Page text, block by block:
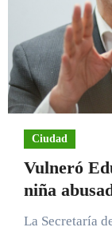
Ciudad
Vulneró
niña
La Secretaría de Educación Jalisco no protegió a una